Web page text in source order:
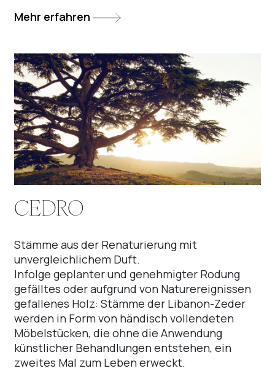
Mehr erfahren
CEDRO
Stämme aus der Renaturierung mit
unvergleichlichem Duft.
Infolge geplanter und genehmigter Rodung
gefälltes oder aufgrund von Naturereignissen
gefallenes Holz: Stämme der Libanon-Zeder
werden in Form von händisch vollendeten
Möbelstücken, die ohne die Anwendung
künstlicher Behandlungen entstehen, ein
zweites Mal zum Leben erweckt.